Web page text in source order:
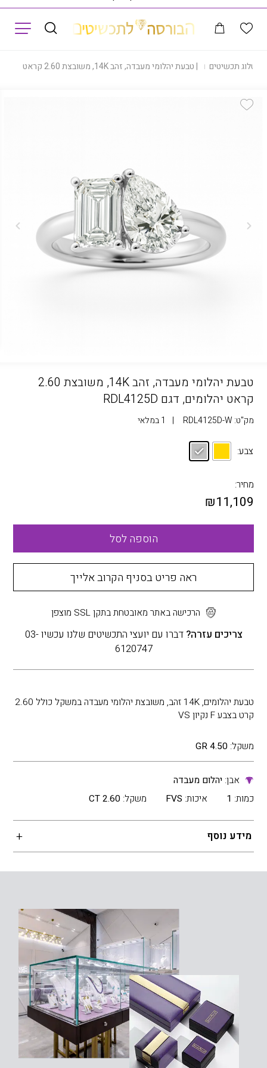
קטלוג תכשיטים |טבעת יהלומי מעבדה, זהב 14K, משובצת 2.60 קראט יהלומים, דגם RDL4125D
טבעת יהלומי מעבדה, זהב 14K, משובצת 2.60
קראט יהלומים, דגם RDL4125D
מק"ט: RDL4125D-W
| 1 במלאי
צבע:
מחיר:
₪11,109
הוספה לסל
ראה פריט בסניף הקרוב אלייך
הרכישה באתר מאובטחת בתקן SSL מוצפן
צריכים עזרה?
דברו עם יועצי התכשיטים שלנו עכשיו 03-
6120747
טבעת יהלומים, 14K זהב, משובצת יהלומי מעבדה במשקל כולל 2.60
קרט בצבע F נקיון VS
משקל: 4.50 GR
אבן:יהלום מעבדה
כמות: 1 איכות: FVS משקל:2.60 CT
מידע נוסף